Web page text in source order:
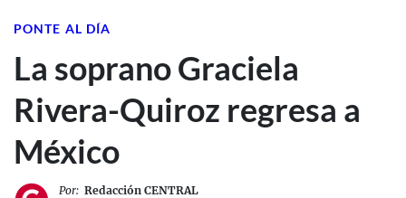
PONTE AL DÍA
La soprano Graciela
Rivera-Quiroz regresa a
México
Por: Redacción CENTRAL